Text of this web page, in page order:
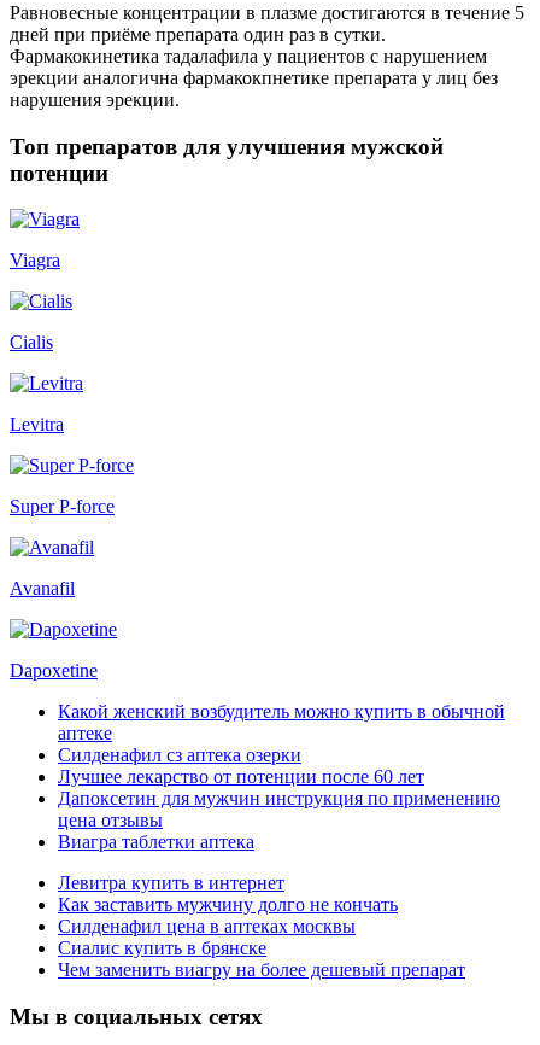
Равновесные концентрации в плазме достигаются в течение 5
дней при приёме препарата один раз в сутки.
Фармакокинетика тадалафила у пациентов с нарушением
эрекции аналогична фармакокпнетике препарата у лиц без
нарушения эрекции.
Топ препаратов для улучшения мужской
потенции
Viagra
Cialis
Levitra
Super P-force
Avanafil
Dapoxetine
Какой женский возбудитель можно купить в обычной
аптеке
Силденафил сз аптека озерки
Лучшее лекарство от потенции после 60 лет
Дапоксетин для мужчин инструкция по применению
цена отзывы
Виагра таблетки аптека
Левитра купить в интернет
Как заставить мужчину долго не кончать
Силденафил цена в аптеках москвы
Сиалис купить в брянске
Чем заменить виагру на более дешевый препарат
Мы в социальных сетях